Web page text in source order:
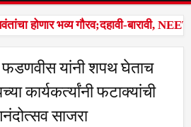
होणार भव्य गौरव;दहावी-बारावी,
भीतीचे वातावरण, नुकसानभरपाईची
फडणवीस यांनी शपथ घेताच
कार्यकर्त्यांनी फटाक्यांची
साजरा